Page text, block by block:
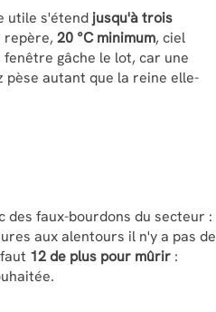
utile s'étend jusqu'à trois
repère, 20 °C minimum, ciel
gâche le lot, car une
pèse autant que la reine elle-
des faux-bourdons du secteur :
aux alentours il n'y a pas de
12 de plus pour mûrir :